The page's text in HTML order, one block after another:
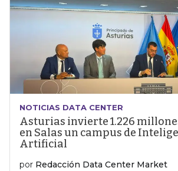
NOTICIAS DATA CENTER
Asturias invierte 1.226
en Salas un campus de
Artificial
por Redacción Data Center Market